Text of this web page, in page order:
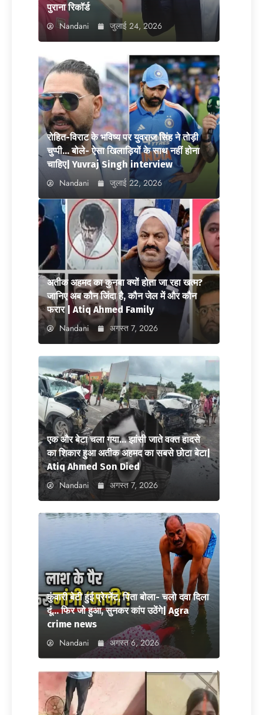
पुराना रिकॉर्ड
Nandani जुलाई 24, 2026
रोहित-विराट के भविष्य पर युवराज सिंह ने तोड़ी
चुप्पी… बोले- ऐसा खिलाड़ियों के साथ नहीं होना
चाहिए| Yuvraj Singh interview
Nandani जुलाई 22, 2026
अतीक अहमद का कुनबा क्यों होता जा रहा खत्म?
जानिए अब कौन जिंदा है, कौन जेल में और कौन
फरार | Atiq Ahmed Family
Nandani अगस्त 7, 2026
एक और बेटा चला गया… झांसी जाते वक्त हादसे
का शिकार हुआ अतीक अहमद का सबसे छोटा बेटा|
Atiq Ahmed Son Died
Nandani अगस्त 7, 2026
कुंवारी बेटी हुई प्रेग्नेंट, पिता बोला- चलो दवा दिला
दूं… फिर जो हुआ, सुनकर कांप उठेंगे| Agra
crime news
Nandani अगस्त 6, 2026